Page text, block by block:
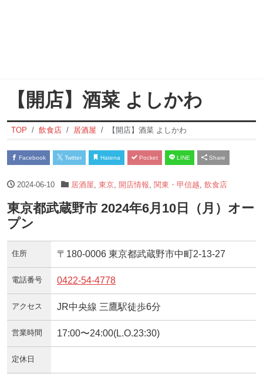
【開店】酒菜 よしかわ
TOP 飲食店 居酒屋 【開店】酒菜 よしかわ
Facebook Twitter Hatena Pocket LINE Share
2024-06-10 居酒屋 東京, 開店情報 関東・甲信越 飲食店
東京都武蔵野市 2024年6月10日（月）オー
プン
住所 〒180-0006 東京都武蔵野市中町2-13-27
電話番号 0422-54-4778
アクセス JR中央線 三鷹駅徒歩6分
営業時間 17:00〜24:00(L.O.23:30)
定休日